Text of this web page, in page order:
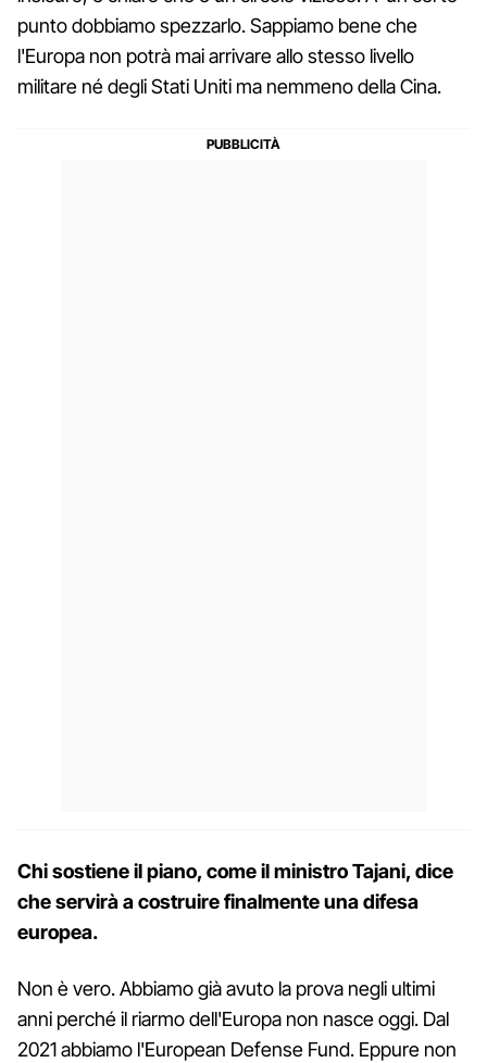
punto dobbiamo spezzarlo. Sappiamo bene che
l'Europa non potrà mai arrivare allo stesso livello
militare né degli Stati Uniti ma nemmeno della Cina.
Chi sostiene il piano, come il ministro Tajani, dice
che servirà a costruire finalmente una difesa
europea.
Non è vero. Abbiamo già avuto la prova negli ultimi
anni perché il riarmo dell'Europa non nasce oggi. Dal
2021 abbiamo l'European Defense Fund. Eppure non